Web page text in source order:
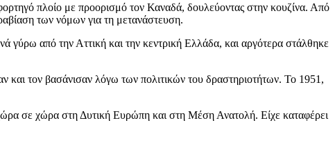
πλοίο με προορισμό τον Καναδά, δουλεύοντας στην κουζίνα. Από
των νόμων για τη μετανάστευση.
από την Αττική και την κεντρική Ελλάδα, και αργότερα στάλθηκε
και τον βασάνισαν λόγω των πολιτικών του δραστηριοτήτων. Το 1951,
σε χώρα στη Δυτική Ευρώπη και στη Μέση Ανατολή. Είχε καταφέρει